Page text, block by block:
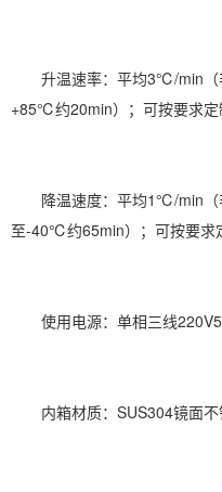
升温速率：平均3℃/min（
+85℃约20min）；可按要求定
降温速度：平均1℃/min（
至-40℃约65min）；可按要求
使用电源：单相三线
内箱材质：SUS304镜面不